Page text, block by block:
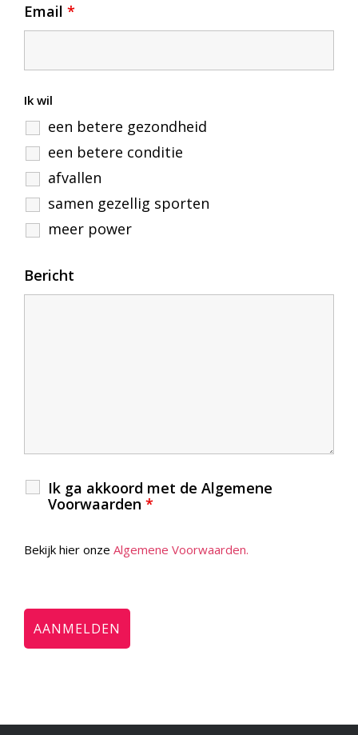
Email *
Ik wil
een betere gezondheid
een betere conditie
afvallen
samen gezellig sporten
meer power
Bericht
Ik ga akkoord met de Algemene
Voorwaarden *
Bekijk hier onze Algemene Voorwaarden.